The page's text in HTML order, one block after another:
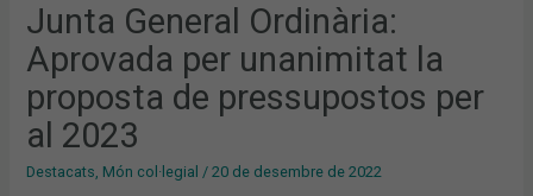
Junta General Ordinària:
Aprovada per unanimitat la
proposta de pressupostos per
al 2023
Destacats, Món col·legial /20 de desembre de 2022